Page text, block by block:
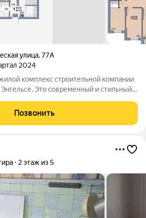
улица,77А
2024
комплекс строительной компании
Это современный и стильный
Вы - в самом центре событий! Детские
Позвонить
2 этаж из 5